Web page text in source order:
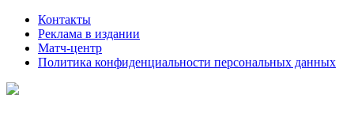
Контакты
Реклама в издании
Матч-центр
Политика конфиденциальности персональных данных